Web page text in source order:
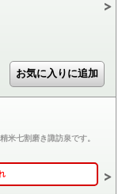
米七割磨き諏訪泉です。